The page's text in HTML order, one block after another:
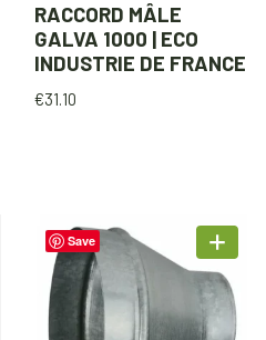
RACCORD MÂLE
GALVA 1000 | ECO
INDUSTRIE DE FRANCE
€31.10
Save